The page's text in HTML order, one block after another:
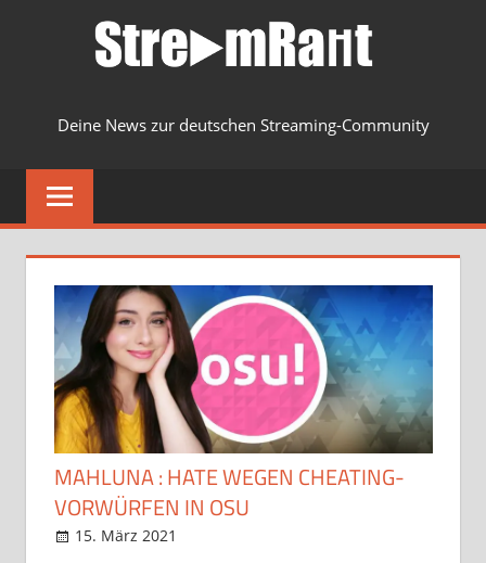
Deine News zur deutschen Streaming-Community
MENU
MAHLUNA : HATE WEGEN CHEATING-
VORWÜRFEN IN OSU
15. März 2021